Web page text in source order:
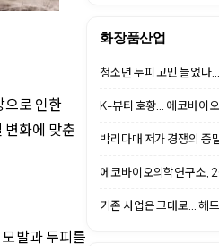
으로 인한
변화에 맞춘
발과 두피를
화장품산업